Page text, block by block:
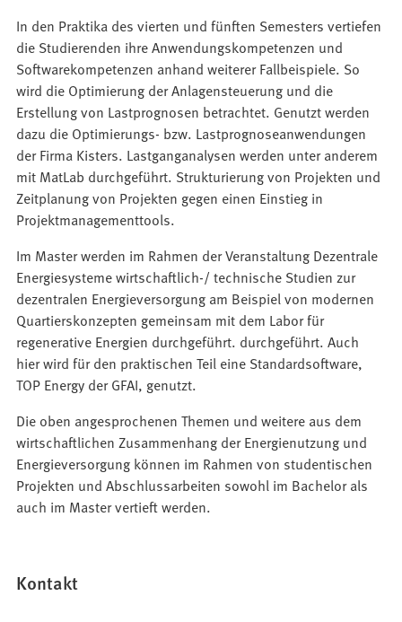
In den Praktika des vierten und fünften Semesters vertiefen
die Studierenden ihre Anwendungskompetenzen und
Softwarekompetenzen anhand weiterer Fallbeispiele. So
wird die Optimierung der Anlagensteuerung und die
Erstellung von Lastprognosen betrachtet. Genutzt werden
dazu die Optimierungs- bzw. Lastprognoseanwendungen
der Firma Kisters. Lastganganalysen werden unter anderem
mit MatLab durchgeführt. Strukturierung von Projekten und
Zeitplanung von Projekten gegen einen Einstieg in
Projektmanagementtools.
Im Master werden im Rahmen der Veranstaltung Dezentrale
Energiesysteme wirtschaftlich-/ technische Studien zur
dezentralen Energieversorgung am Beispiel von modernen
Quartierskonzepten gemeinsam mit dem Labor für
regenerative Energien durchgeführt. durchgeführt. Auch
hier wird für den praktischen Teil eine Standardsoftware,
TOP Energy der GFAI, genutzt.
Die oben angesprochenen Themen und weitere aus dem
wirtschaftlichen Zusammenhang der Energienutzung und
Energieversorgung können im Rahmen von studentischen
Projekten und Abschlussarbeiten sowohl im Bachelor als
auch im Master vertieft werden.
Kontakt